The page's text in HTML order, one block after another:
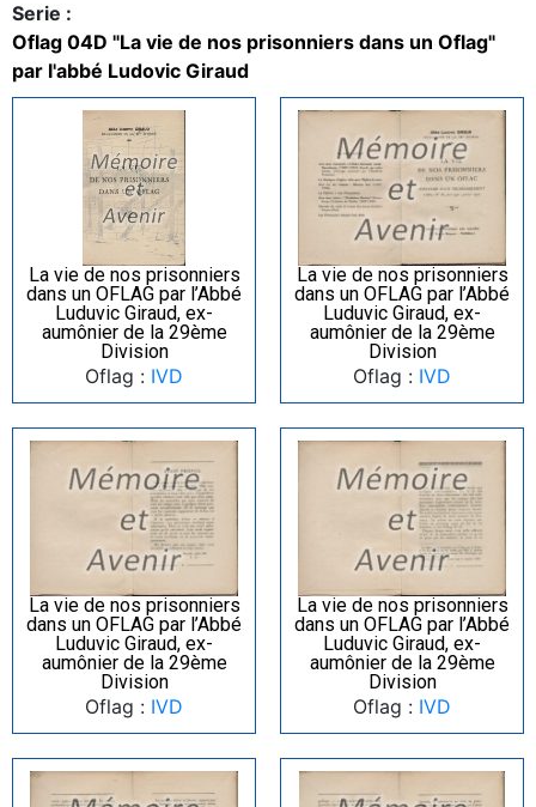
Serie :
Oflag 04D "La vie de nos prisonniers dans un Oflag"
par l'abbé Ludovic Giraud
La vie de nos prisonniers
dans un OFLAG par l’Abbé
Luduvic Giraud, ex-
aumônier de la 29ème
Division
Oflag : IVD
La vie de nos prisonniers
dans un OFLAG par l’Abbé
Luduvic Giraud, ex-
aumônier de la 29ème
Division
Oflag : IVD
La vie de nos prisonniers
dans un OFLAG par l’Abbé
Luduvic Giraud, ex-
aumônier de la 29ème
Division
Oflag : IVD
La vie de nos prisonniers
dans un OFLAG par l’Abbé
Luduvic Giraud, ex-
aumônier de la 29ème
Division
Oflag : IVD